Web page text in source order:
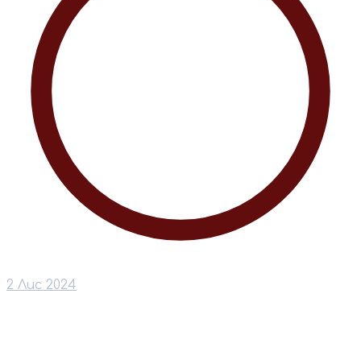
2 Лис 2024